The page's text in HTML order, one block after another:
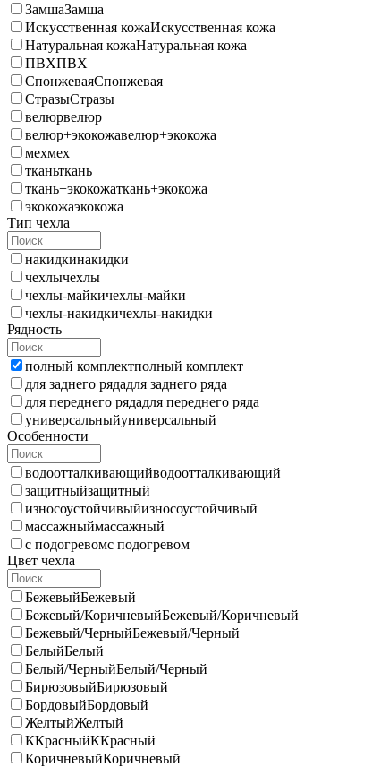
ЗамшаЗамша
Искусственная кожаИскусственная кожа
Натуральная кожаНатуральная кожа
ПВХПВХ
СпонжеваяСпонжевая
СтразыСтразы
велюрвелюр
велюр+экокожавелюр+экокожа
мехмех
тканьткань
ткань+экокожаткань+экокожа
экокожаэкокожа
Тип чехла
накидкинакидки
чехлычехлы
чехлы-майкичехлы-майки
чехлы-накидкичехлы-накидки
Рядность
полный комплектполный комплект
для заднего рядадля заднего ряда
для переднего рядадля переднего ряда
универсальныйуниверсальный
Особенности
водоотталкивающийводоотталкивающий
защитныйзащитный
износоустойчивыйизносоустойчивый
массажныймассажный
с подогревомс подогревом
Цвет чехла
БежевыйБежевый
Бежевый/КоричневыйБежевый/Коричневый
Бежевый/ЧерныйБежевый/Черный
БелыйБелый
Белый/ЧерныйБелый/Черный
БирюзовыйБирюзовый
БордовыйБордовый
ЖелтыйЖелтый
ККрасныйККрасный
КоричневыйКоричневый